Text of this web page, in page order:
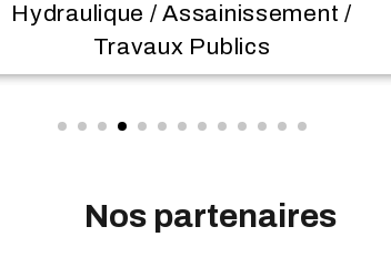
Ingénierie / Matériels et Equipements
techniques
Nos partenaires